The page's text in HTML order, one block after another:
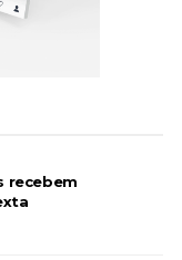
recebem